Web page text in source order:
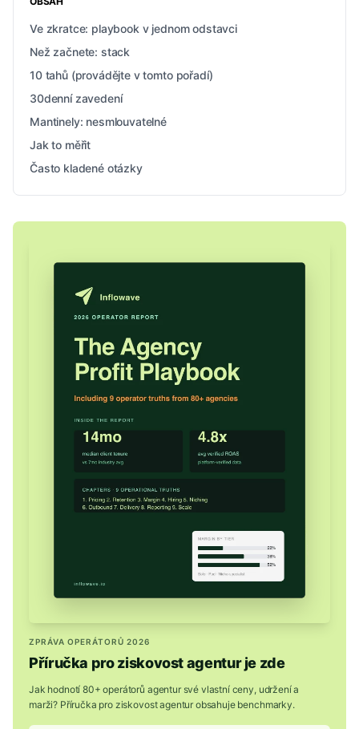
Ve zkratce: playbook v jednom odstavci
Než začnete: stack
10 tahů (provádějte v tomto pořadí)
30denní zavedení
Mantinely: nesmlouvatelné
Jak to měřit
Často kladené otázky
ZPRÁVA OPERÁTORŮ 2026
Příručka pro ziskovost agentur je zde
Jak hodnotí 80+ operátorů agentur své vlastní ceny, udržení a
marži? Příručka pro ziskovost agentur obsahuje benchmarky.